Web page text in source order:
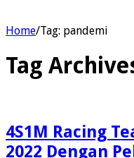
Home/Tag: pandemi
Tag
4S1M Racing
2022 Dengan